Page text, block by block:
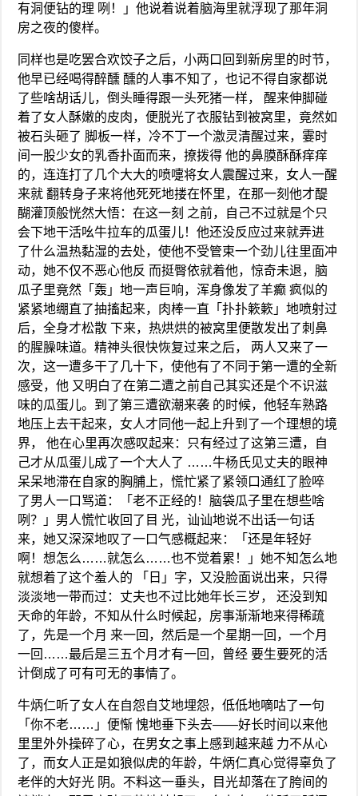
有洞便钻的理 咧！」他说着说着脑海里就浮现了那年洞
房之夜的傻样。
同样也是吃罢合欢饺子之后，小两口回到新房里的时节，
他早已经喝得醉醺 醺的人事不知了，也记不得自家都说
了些啥胡话儿，倒头睡得跟一头死猪一样， 醒来伸脚碰
着了女人酥嫩的皮肉，便脱光了衣服钻到被窝里，竟然如
被石头砸了 脚板一样，冷不丁一个激灵清醒过来，霎时
间一股少女的乳香扑面而来，撩拨得 他的鼻膜酥酥痒痒
的，连连打了几个大大的喷嚏将女人震醒过来，女人一醒
来就 翻转身子来将他死死地搂在怀里，在那一刻他才醍
醐灌顶般恍然大悟：在这一刻 之前，自己不过就是个只
会下地干活吆牛拉车的瓜蛋儿！他还没反应过来就弄进
了什么温热黏湿的去处，使他不受管束一个劲儿往里面冲
动，她不仅不恶心他反 而挺臀依就着他，惊奇未退，脑
瓜子里竟然「轰」地一声巨响，浑身像发了羊癫 疯似的
紧紧地绷直了抽搐起来，肉棒一直「扑扑簌簌」地喷射过
后，全身才松散 下来，热烘烘的被窝里便散发出了刺鼻
的腥臊味道。精神头很快恢复过来之后， 两人又来了一
次，这一遭多干了几十下，使他有了不同于第一遭的全新
感受，他 又明白了在第二遭之前自己其实还是个不识滋
味的瓜蛋儿。到了第三遭欲潮来袭 的时候，他轻车熟路
地压上去干起来，女人才同他一起上升到了一个理想的境
界， 他在心里再次感叹起来：只有经过了这第三遭，自
己才从瓜蛋儿成了一个大人了 ……牛杨氏见丈夫的眼神
呆呆地滞在自家的胸脯上，慌忙紧了紧领口通红了脸啐
了男人一口骂道：「老不正经的！脑袋瓜子里在想些啥
咧？」男人慌忙收回了目 光，讪讪地说不出话一句话
来，她又深深地叹了一口气感概起来：「还是年轻好
啊！想怎么……就怎么……也不觉着累！」她不知怎么地
就想着了这个羞人的 「日」字，又没脸面说出来，只得
淡淡地一带而过：丈夫也不过比她年长三岁， 还没到知
天命的年龄，不知从什么时候起，房事渐渐地来得稀疏
了，先是一个月 来一回，然后是一个星期一回，一个月
一回……最后是三五个月才有一回，曾经 要生要死的活
计倒成了可有可无的事情了。
牛炳仁听了女人在自怨自艾地埋怨，低低地嘀咕了一句
「你不老……」便惭 愧地垂下头去——好长时间以来他
里里外外操碎了心，在男女之事上感到越来越 力不从心
了，而女人正是如狼似虎的年龄，牛炳仁真心觉得辜负了
老伴的大好光 阴。不料这一垂头，目光却落在了胯间的